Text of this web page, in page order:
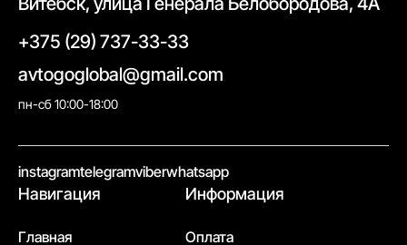
+375 (29) 737-33-33
avtogoglobal@gmail.com
пн-сб 10:00-18:00
instagramtelegramviberwhatsapp
Навигация
Главная
Информация
Оплата